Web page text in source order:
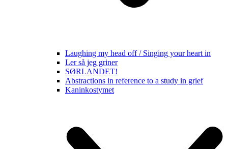
Laughing my head off / Singing your heart in
Ler så jeg griner
SØRLANDET!
Abstractions in reference to a study in grief
Kaninkostymet